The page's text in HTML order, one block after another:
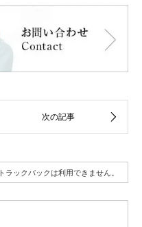
トラックバックは利用できません。